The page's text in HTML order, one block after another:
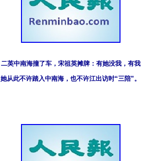
二英中南海撞了车，宋祖英摊牌：有她没我，有我
她从此不许踏入中南海，也不许江出访时“三陪”。